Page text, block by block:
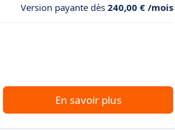
Version payante dès 240,00 € /mois
En savoir plus